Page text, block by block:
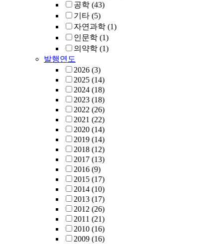
공학 (43)
기타 (5)
자연과학 (1)
인문학 (1)
의약학 (1)
발행연도
2026 (3)
2025 (14)
2024 (18)
2023 (18)
2022 (26)
2021 (22)
2020 (14)
2019 (14)
2018 (12)
2017 (13)
2016 (9)
2015 (17)
2014 (10)
2013 (17)
2012 (26)
2011 (21)
2010 (16)
2009 (16)